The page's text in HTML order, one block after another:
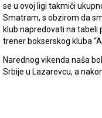
se u ovoj ligi takmiči
Smatram, s obzirom da
klub napredovati na tabeli
trener bokserskog kluba
Narednog vikenda naša
Srbije u Lazarevcu, a